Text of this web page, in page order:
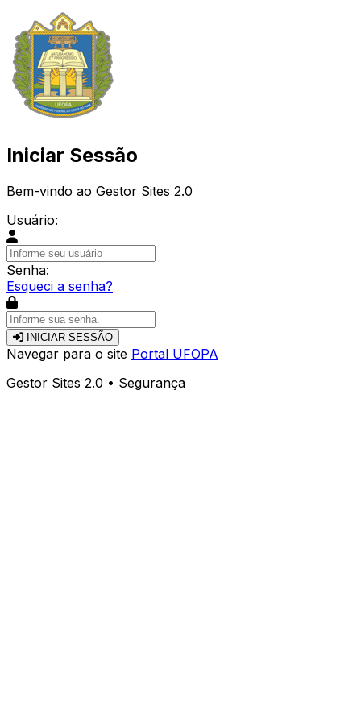
Iniciar Sessão
Bem-vindo ao Gestor Sites 2.0
Usuário:
Senha:
Esqueci a senha?
INICIAR SESSÃO
Navegar para o site Portal UFOPA
Gestor Sites 2.0 • Segurança